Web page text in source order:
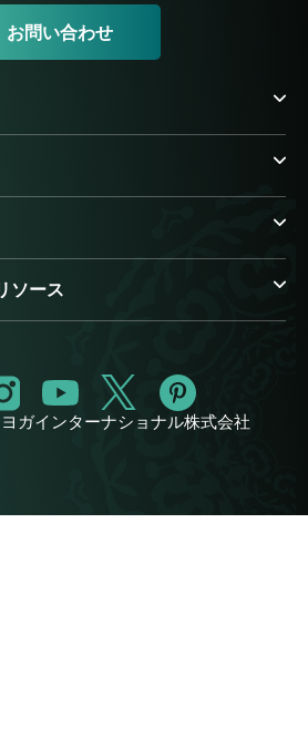
お問い合わせ
ソース
ガインターナショナル株式会社